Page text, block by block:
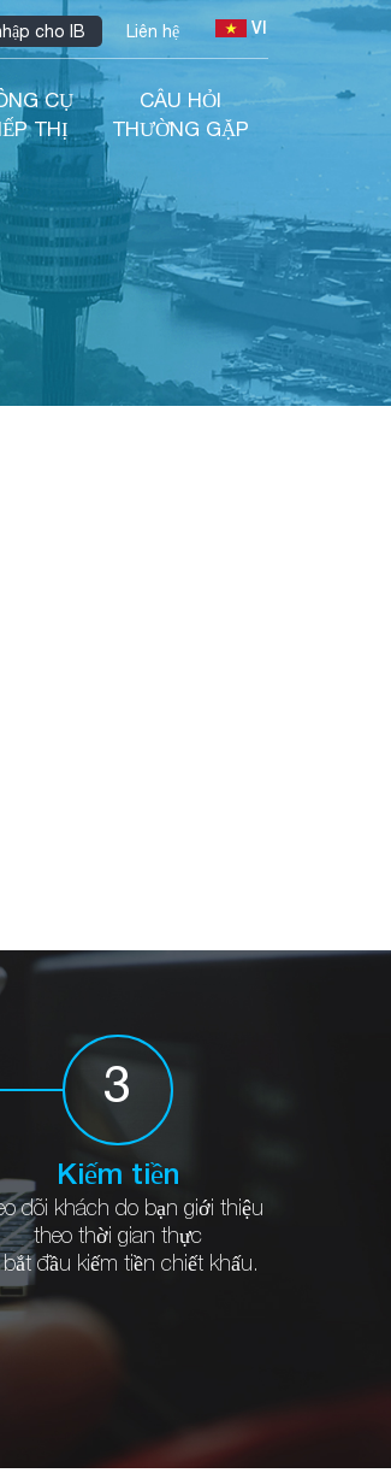
cho IB Liên hệ VI
CỤ
THỊ
CÂU HỎI
THƯỜNG GẶP
3
Kiếm tiền
dõi khách do bạn giới thiệu
theothời gian thực
đầu kiếm tiền chiết khấu.